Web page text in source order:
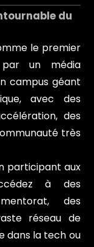
du
le premier
un média
campus géant
avec des
des
très
participant aux
à des
des
réseau de
dans la tech ou